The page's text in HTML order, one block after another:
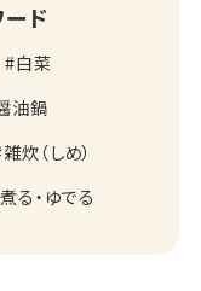
ド
白菜
油鍋
雑炊（しめ）
煮る・ゆでる